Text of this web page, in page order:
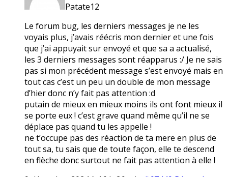
Patate12
Le forum bug, les derniers messages je ne les
voyais plus, j’avais réécris mon dernier et une fois
que j’ai appuyait sur envoyé et que sa a actualisé,
les 3 derniers messages sont réapparus :/ Je ne sais
pas si mon précédent message s’est envoyé mais en
tout cas c’est un peu un double de mon message
d’hier donc n’y fait pas attention :d
putain de mieux en mieux moins ils ont font mieux il
se porte eux ! c’est grave quand même qu’il ne se
déplace pas quand tu les appelle !
ne t’occupe pas des réaction de ta mere en plus de
tout sa, tu sais que de toute façon, elle te descend
en flèche donc surtout ne fait pas attention à elle !